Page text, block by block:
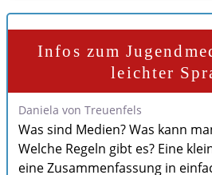
Infos zum
leichter
Daniela von Treuenfels
Was sind Medien? Was kann
Welche Regeln gibt es? Eine
eine Zusammenfassung in